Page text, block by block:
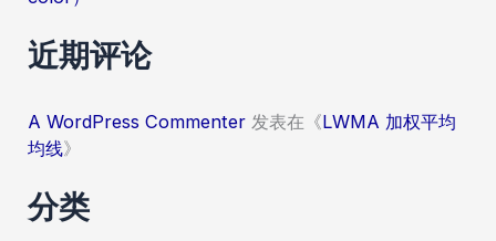
近期评论
A WordPress Commenter 发表在《LWMA 加权平均
均线》
分类